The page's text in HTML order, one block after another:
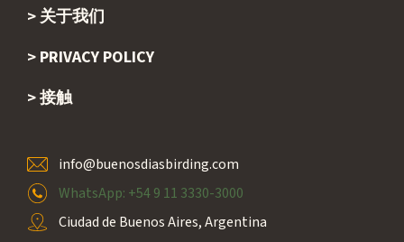
关于我们
PRIVACY POLICY
接触
info@buenosdiasbirding.com
WhatsApp: +54 9 11 3330-3000
Ciudad de Buenos Aires, Argentina